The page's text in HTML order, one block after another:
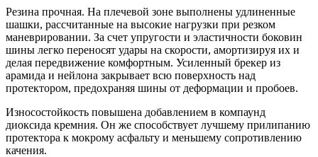
Резина прочная. На плечевой зоне выполнены удлиненные
шашки, рассчитанные на высокие нагрузки при резком
маневрировании. За счет упругости и эластичности боковин
шины легко переносят удары на скорости, амортизируя их и
делая передвижение комфортным. Усиленный брекер из
арамида и нейлона закрывает всю поверхность над
протектором, предохраняя шины от деформации и пробоев.
Износостойкость повышена добавлением в компаунд
диоксида кремния. Он же способствует лучшему прилипанию
протектора к мокрому асфальту и меньшему сопротивлению
качения.